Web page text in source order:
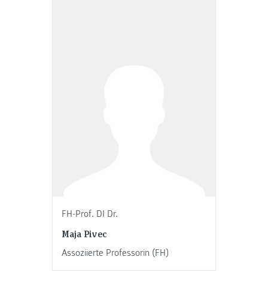
FH-Prof. DI Dr.
Maja Pivec
Assoziierte Professorin (FH)